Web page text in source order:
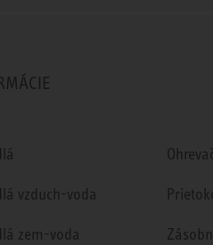
vzduch-voda
zem-voda